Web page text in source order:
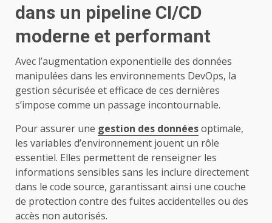
dans un pipeline CI/CD
moderne et performant
Avec l’augmentation exponentielle des données
manipulées dans les environnements DevOps, la
gestion sécurisée et efficace de ces dernières
s’impose comme un passage incontournable.
Pour assurer une gestion des donnéesoptimale,
les variables d’environnement jouent un rôle
essentiel. Elles permettent de renseigner les
informations sensibles sans les inclure directement
dans le code source, garantissant ainsi une couche
de protection contre des fuites accidentelles ou des
accès non autorisés.